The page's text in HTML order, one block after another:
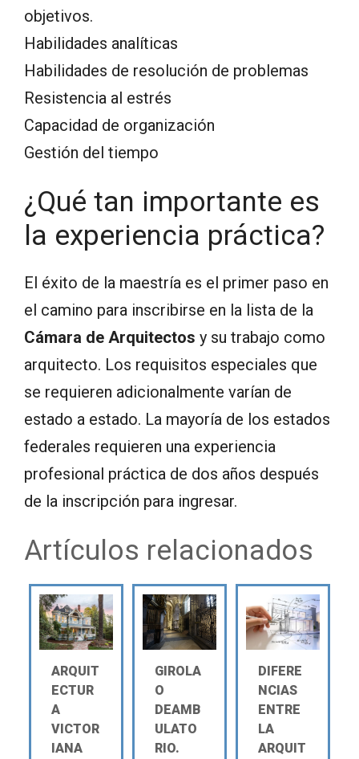
objetivos.
Habilidades analíticas
Habilidades de resolución de problemas
Resistencia al estrés
Capacidad de organización
Gestión del tiempo
¿Qué tan importante es
la experiencia práctica?
El éxito de la maestría es el primer paso en
el camino para inscribirse en la lista de la
Cámara de Arquitectos y su trabajo como
arquitecto. Los requisitos especiales que
se requieren adicionalmente varían de
estado a estado. La mayoría de los estados
federales requieren una experiencia
profesional práctica de dos años después
de la inscripción para ingresar.
Artículos relacionados
ARQUIT
ECTUR
A
VICTOR
IANA
GIROLA
O
DEAMB
ULATO
RIO.
DIFERE
NCIAS
ENTRE
LA
ARQUIT